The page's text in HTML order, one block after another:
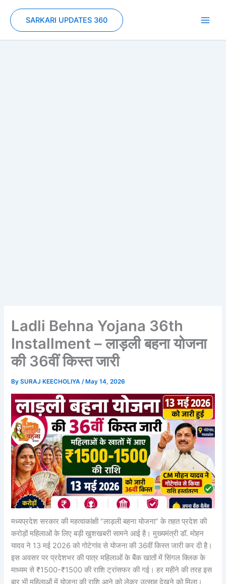
content
SARKARI UPDATES 360
Ladli Behna Yojana 36th
Installment – लाड़ली बहना योजना
की 36वीं किस्त जारी
BySURAJ KEECHOLIYA/ May 14, 2026
मध्यप्रदेश सरकार की महत्वाकांक्षी “लाड़ली बहना योजना” के तहत प्रदेश की
करोड़ों महिलाओं के लिए बड़ी खुशखबरी सामने आई है। मुख्यमंत्री डॉ. मोहन
यादव ने 13 मई 2026 को गोटेगांव से योजना की 36वीं किस्त जारी कर दी है।
इस अवसर पर प्रदेशभर की पात्र महिलाओं के बैंक खातों में सिंगल क्लिक के
माध्यम से ₹1500-₹1500 की राशि ट्रांसफर की गई। हर महीने की तरह इस
बार भी महिलाओं में योजना की राशि आने को लेकर उत्साह देखने को मिला।